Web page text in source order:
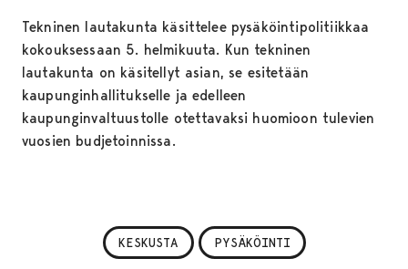
Tekninen lautakunta käsittelee pysäköintipolitiikkaa
kokouksessaan 5. helmikuuta. Kun tekninen
lautakunta on käsitellyt asian, se esitetään
kaupunginhallitukselle ja edelleen
kaupunginvaltuustolle otettavaksi huomioon tulevien
vuosien budjetoinnissa.
KESKUSTA PYSÄKÖINTI